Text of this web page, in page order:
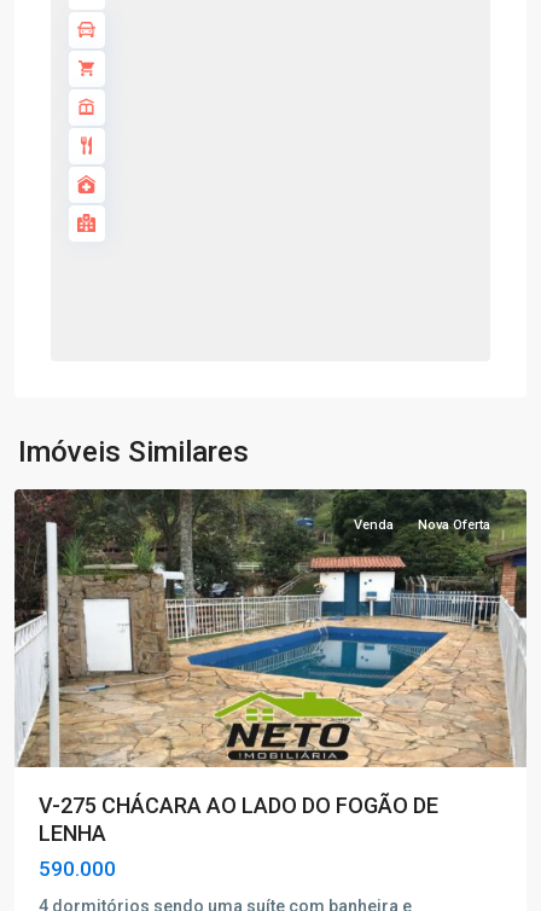
Imóveis Similares
de
Caldas
Venda Nova Oferta
V-275 CHÁCARA AO LADO DO FOGÃO DE
LENHA
590.000
4 dormitórios sendo uma suíte com banheira e